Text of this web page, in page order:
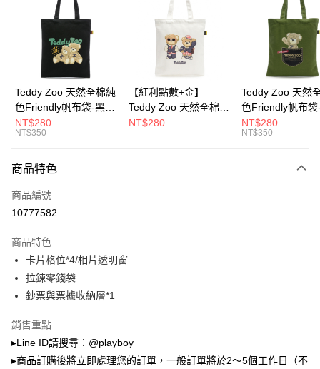
Apple Pay
街口支付
大哥付你分期
相關說明
2.付款方式選擇「大哥付你分期」，訂單成立後會自動跳轉到大哥付的交易
成交易。
3.實際核准額度、可分期數及費用金額請依後續交易確認頁面所載為準。
消。如遇「轉專審核」未通過狀況，表示未達大哥付你分期系統評分，恕無
法說明評估內容。
【繳款方式說明】
1.分期款項不併入電信帳單，「大哥付你分期」於每月結算日後寄送繳費提
2.透過簡訊連結打開帳單後，可選擇「超商條碼／台灣大直營門市／銀行轉
【注意事項】
1.本服務係由「台灣大哥大股份有限公司」（以下簡稱本公司）所提供，讓
用戶於交易時，得透過本服務購買商品或服務，並由商店將買賣／分期付款
運送方式
全家取貨付款
付款後全家取貨
每筆NT$100，滿NT$700(含以上)免運費
每筆NT$100，滿NT$900(含以上)免運費
付款後萊爾富取貨
Teddy Zoo 天然全棉純
色Friendly帆布袋-黑色
(TZB107)
NT$280
NT$350
【紅利點數+金】
Teddy Zoo 天然全棉純
色Friendly帆布袋-白色
NT$280
Teddy Zoo 天然
色Friendly帆布袋
色(TZB107)
NT$280
NT$350
商品特色
商品編號
10777582
商品特色
卡片格位*4/相片透明窗
拉鍊零錢袋
鈔票與票據收納層*1
銷售重點
▸Line ID請搜尋：@playboy
▸商品訂購後將立即處理您的訂單，一般訂單將於2～5個工作日（不